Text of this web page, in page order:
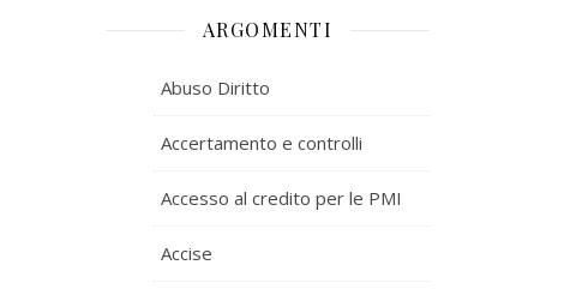
ARGOMENTI
Abuso Diritto
Accertamento e controlli
Accesso al credito per le PMI
Accise